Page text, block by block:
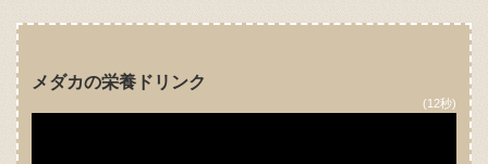
メダカの栄養ドリンク
(12秒)